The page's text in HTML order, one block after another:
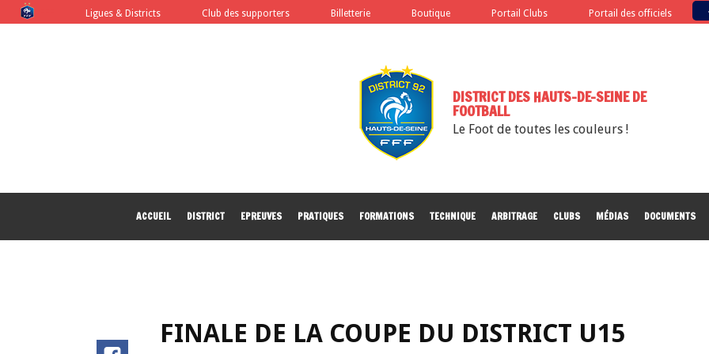
Ligues & Districts Club des supporters Billetterie Boutique Portail Clubs Portail des officiels
DISTRICT DES HAUTS-DE-SEINE DE
FOOTBALL
Le Foot de toutes les couleurs !
ACCUEIL DISTRICT EPREUVES PRATIQUES FORMATIONS TECHNIQUE ARBITRAGE CLUBS MÉDIAS DOCUMENTS
FINALE DE LA COUPE DU DISTRICT U15